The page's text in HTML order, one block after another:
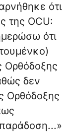
ότι
της OCU:
ότι
Ορθόδοξης
δεν
Ορθόδοξης